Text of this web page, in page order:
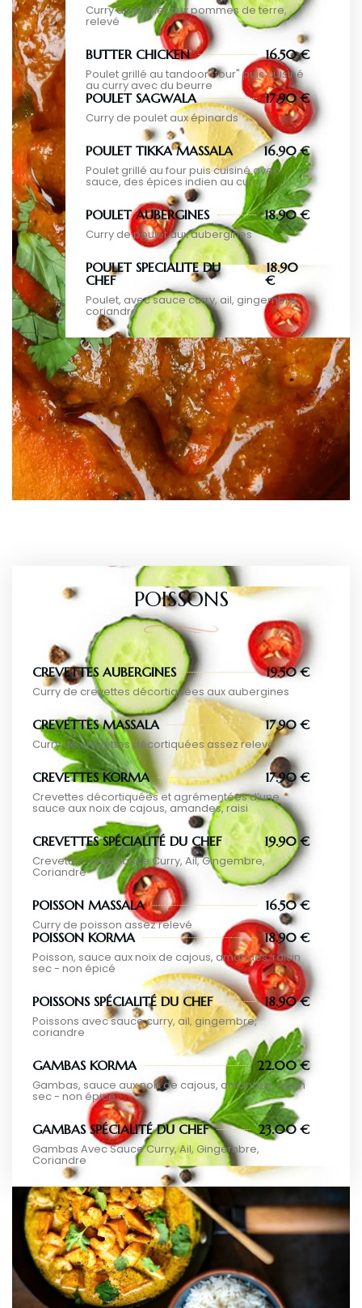
Curry de poulet aux pommes de terre,
relevé
BUTTER CHICKEN 16.50 €
Poulet grillé au tandoor "four" puis cuisiné
au curry avec du beurre
POULET SAGWALA 17.90 €
Curry de poulet aux épinards
POULET TIKKA MASSALA 16.90 €
Poulet grillé au four puis cuisiné avec
sauce, des épices indien au curry
POULET AUBERGINES 18.90 €
Curry de poulet aux aubergines
POULET SPECIALITE DU
CHEF
18.90
€
Poulet, avec sauce curry, ail, gingembre,
coriandre
POISSONS
CREVETTES AUBERGINES 19.50 €
Curry de crevettes décortiquées aux aubergines
CREVETTES MASSALA 17.90 €
Curry de crevettes décortiquées assez relevé
CREVETTES KORMA 17.90 €
Crevettes décortiquées et agrémentées d’une
sauce aux noix de cajous, amandes, raisi
CREVETTES SPÉCIALITÉ DU CHEF 19.90 €
Crevettes Avec Sauce Curry, Ail, Gingembre,
Coriandre
POISSON MASSALA 16.50 €
Curry de poisson assez relevé
POISSON KORMA 18.90 €
Poisson, sauce aux noix de cajous, amandes, raisin
sec - non épicé
POISSONS SPÉCIALITÉ DU CHEF 18.90 €
Poissons avec sauce curry, ail, gingembre,
coriandre
GAMBAS KORMA 22.00 €
Gambas, sauce aux noix de cajous, amandes, raisin
sec - non épicé
GAMBAS SPÉCIALITÉ DU CHEF 23.00 €
Gambas Avec Sauce Curry, Ail, Gingembre,
Coriandre